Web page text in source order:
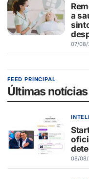
a
07/
FEED PRINCIPAL
Últimas notícias
08/